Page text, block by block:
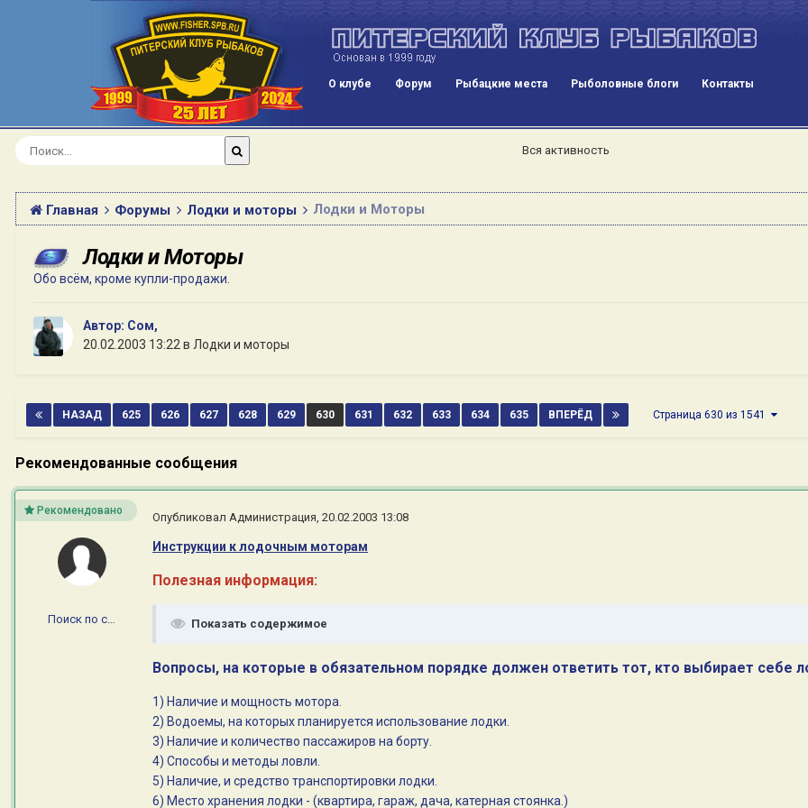
О клубе Форум Рыбацкие места Рыболовные блоги Контакты
Вся активность
Главная Форумы Лодки и моторы Лодки и Моторы
Лодки и Моторы
Обо всём, кроме купли-продажи.
Автор: Сом,
20.02.2003 13:22в Лодки и моторы
НАЗАД 625 626 627 628 629 630 631 632 633 634 635 ВПЕРЁД Страница 630 из 1541
Рекомендованные сообщения
Рекомендовано
Поиск по сайту
Опубликовал Администрация, 20.02.2003 13:08
Инструкции к лодочным моторам
Полезная информация:
Показать содержимое
Вопросы, на которые в обязательном порядке должен ответить тот, кто выбирает себе
1) Наличие и мощность мотора.
2) Водоемы, на которых планируется использование лодки.
3) Наличие и количество пассажиров на борту.
4) Способы и методы ловли.
5) Наличие, и средство транспортировки лодки.
6) Место хранения лодки - (квартира, гараж, дача, катерная стоянка.)